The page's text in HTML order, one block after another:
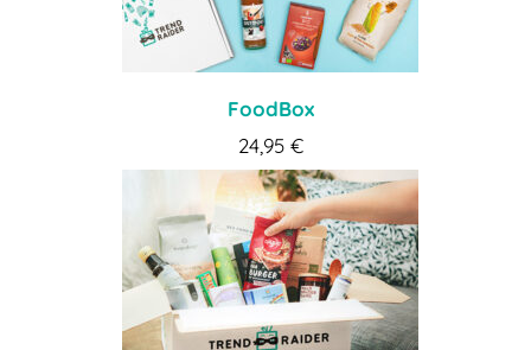
FoodBox
24,95 €